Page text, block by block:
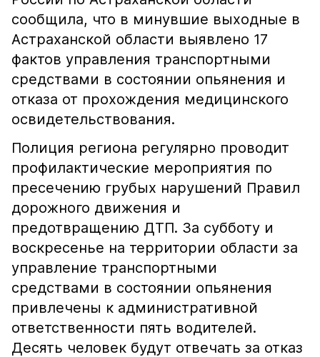
сообщила, что в минувшие выходные в
Астраханской области выявлено 17
фактов управления транспортными
средствами в состоянии опьянения и
отказа от прохождения медицинского
освидетельствования.
Полиция региона регулярно проводит
профилактические мероприятия по
пресечению грубых нарушений Правил
дорожного движения и
предотвращению ДТП. За субботу и
воскресенье на территории области за
управление транспортными
средствами в состоянии опьянения
привлечены к административной
ответственности пять водителей.
Десять человек будут отвечать за отказ